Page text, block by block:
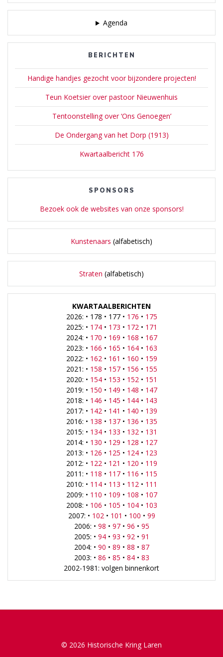
Agenda
BERICHTEN
Handige handjes gezocht voor bijzondere projecten!
Teun Koetsier over pastoor Nieuwenhuis
Tentoonstelling over ‘Ons Genoegen’
De Ondergang van het Dorp (1913)
Kwartaalbericht 176
SPONSORS
Bezoek ook de websites van onze sponsors!
Kunstenaars (alfabetisch)
Straten (alfabetisch)
KWARTAALBERICHTEN
2026: • 178 • 177 • 176 • 175
2025: • 174• 173 • 172• 171
2024: • 170 • 169 • 168 • 167
2023: • 166 • 165 • 164• 163
2022: • 162• 161 • 160 • 159
2021: • 158 • 157• 156 • 155
2020: • 154• 153 • 152• 151
2019: • 150 • 149 • 148 • 147
2018: • 146 • 145 • 144• 143
2017: • 142• 141 • 140 • 139
2016: • 138 • 137• 136 • 135
2015: • 134• 133 • 132• 131
2014: • 130 • 129 • 128 • 127
2013: • 126 • 125 • 124• 123
2012: • 122• 121 • 120 • 119
2011: • 118 • 117• 116 • 115
2010: • 114• 113 • 112• 111
2009: • 110 • 109 • 108 • 107
2008: • 106 • 105 • 104• 103
2007: • 102• 101 • 100 • 99
2006: • 98 • 97• 96 • 95
2005: • 94• 93 • 92• 91
2004: • 90 • 89 • 88 • 87
2003: • 86 • 85 • 84• 83
2002-1981: volgen binnenkort
© 2026 Historische Kring Laren